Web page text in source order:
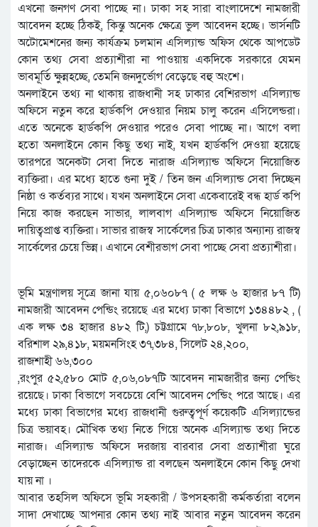
এখনো জনগণ সেবা পাচ্ছে না। ঢাকা সহ সারা বাংলাদেশে নামজারী
আবেদন হচ্ছে ঠিকই, কিন্তু অনেক ক্ষেত্রে ভুল আবেদন হচ্ছে। ভার্সনটি
অটোমেশনের জন্য কার্যক্রম চলমান এসিল্যান্ড অফিস থেকে আপডেট
কোন তথ্য সেবা প্রত্যাশীরা না পাওয়ায় একদিকে সরকারে যেমন
ভাবমূর্তি ক্ষুন্নহচ্ছে, তেমনি জনদুর্ভোগ বেড়েছে বহু অংশে।
অনলাইনে তথ্য না থাকায় রাজধানী সহ ঢাকার বেশিরভাগ এসিল্যান্ড
অফিসে নতুন করে হার্ডকপি দেওয়ার নিয়ম চালু করেন এসিলেন্ডরা।
এতে অনেকে হার্ডকপি দেওয়ার পরেও সেবা পাচ্ছে না। আগে বলা
হতো অনলাইনে কোন কিছু তথ্য নাই, যখন হার্ডকপি দেওয়া হয়েছে
তারপরে অনেকটা সেবা দিতে নারাজ এসিল্যান্ড অফিসে নিয়োজিত
ব্যক্তিরা। এর মধ্যে হাতে গুনা দুই / তিন জন এসিল্যান্ড সেবা দিচ্ছেন
নিষ্ঠা ও কর্তব্যর সাথে। যখন অনলাইনে সেবা একেবারেই বন্ধ হার্ড কপি
নিয়ে কাজ করছেন সাভার, লালবাগ এসিল্যান্ড অফিসে নিয়োজিত
দায়িত্বপ্রাপ্ত ব্যক্তিরা। সাভার রাজস্ব সার্কেলের চিত্র ঢাকার অন্যান্য রাজস্ব
সার্কেলের চেয়ে ভিন্ন। এখানে বেশীরভাগ সেবা পাচ্ছে সেবা প্রত্যাশীরা।
ভূমি মন্ত্রণালয় সূত্রে জানা যায় ৫,০৬০৮৭ ( ৫ লক্ষ ৬ হাজার ৮৭ টি)
নামজারী আবেদন পেন্ডিং রয়েছে এর মধ্যে ঢাকা বিভাগে ১৩৪৪৮২ , (
এক লক্ষ ৩৪ হাজার ৪৮২ টি,) চট্টগ্রামে ৭৮,৮০৮, খুলনা ৮২,৯১৮,
বরিশাল ২৯,৪১৮, ময়মনসিংহ ৩৭,৩৮৪, সিলেট ২৪,২০০,
রাজশাহী ৬৬,৩০০
,রংপুর ৫২,৫৮০ মোট ৫,০৬,০৮৭টি আবেদন নামজারীর জন্য পেন্ডিং
রয়েছে। ঢাকা বিভাগে সবচেয়ে বেশি আবেদন পেন্ডিং পরে আছে। এর
মধ্যে ঢাকা বিভাগের মধ্যে রাজধানী গুরুত্বপূর্ণ কয়েকটি এসিল্যান্ডের
চিত্র ভয়াবহ। মৌখিক তথ্য নিতে গিয়ে অনেক এসিল্যান্ড তথ্য দিতে
নারাজ। এসিল্যান্ড অফিসে দরজায় বারবার সেবা প্রত্যাশীরা ঘুরে
বেড়াচ্ছেন তাদেরকে এসিল্যান্ড রা বলছেন অনলাইনে কোন কিছু দেখা
যায় না ।
আবার তহসিল অফিসে ভূমি সহকারী / উপসহকারী কর্মকর্তারা বলেন
সাদা দেখাচ্ছে আপনার কোন তথ্য নাই আবার নতুন আবেদন করেন